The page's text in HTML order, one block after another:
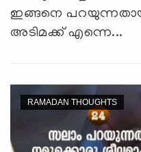
ഇങ്ങനെ
അടിമക്ക് എന്നെ...
RAMADAN THOUGHTS